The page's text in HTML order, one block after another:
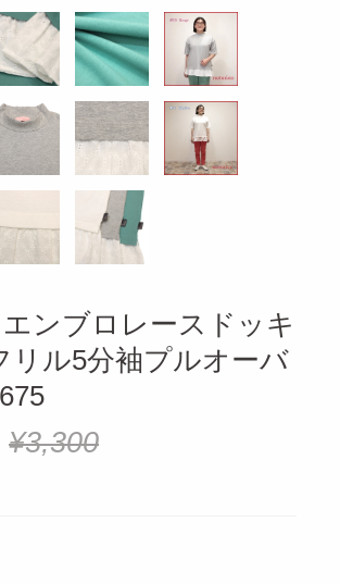
ンブロレースドッキ
リル5分袖プルオーバ
¥3,300